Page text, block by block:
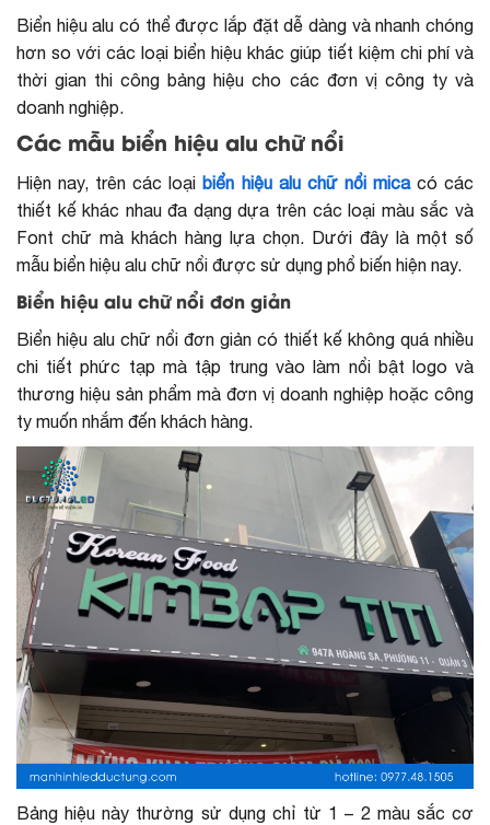
Biển hiệu alu có thể được lắp đặt dễ dàng và nhanh chóng
hơn so với các loại biển hiệu khác giúp tiết kiệm chi phí và
thời gian thi công bảng hiệu cho các đơn vị công ty và
doanh nghiệp.
Các mẫu biển hiệu alu chữ nổi
Hiện nay, trên các loạibiển hiệu alu chữ nổi micacó các
thiết kế khác nhau đa dạng dựa trên các loại màu sắc và
Font chữ mà khách hàng lựa chọn. Dưới đây là một số
mẫu biển hiệu alu chữ nổi được sử dụng phổ biến hiện nay.
Biển hiệu alu chữ nổi đơn giản
Biển hiệu alu chữ nổi đơn giản có thiết kế không quá nhiều
chi tiết phức tạp mà tập trung vào làm nổi bật logo và
thương hiệu sản phẩm mà đơn vị doanh nghiệp hoặc công
ty muốn nhắm đến khách hàng.
Bảng hiệu này thường sử dụng chỉ từ 1 – 2 màu sắc cơ